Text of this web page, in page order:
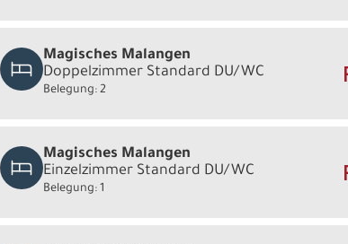
Magisches Malangen
Doppelzimmer Standard DU/WC
Belegung: 2
Magisches Malangen
Einzelzimmer Standard DU/WC
Belegung: 1